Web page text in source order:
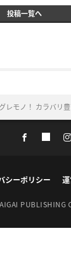
投稿一覧へ
モノ！ カラバリ
シーポリシー
PUBLISHING